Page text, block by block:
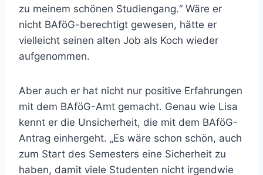
zu meinem schönen Studiengang.“ Wäre er
nicht BAföG-berechtigt gewesen, hätte er
vielleicht seinen alten Job als Koch wieder
aufgenommen.
Aber auch er hat nicht nur positive Erfahrungen
mit dem BAföG-Amt gemacht. Genau wie Lisa
kennt er die Unsicherheit, die mit dem BAföG-
Antrag einhergeht. „Es wäre schon schön, auch
zum Start des Semesters eine Sicherheit zu
haben, damit viele Studenten nicht irgendwie